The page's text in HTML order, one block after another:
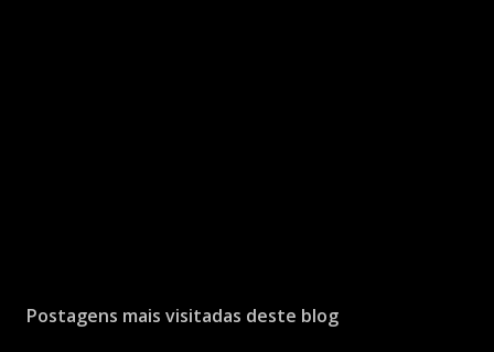
Postagens mais visitadas deste blog